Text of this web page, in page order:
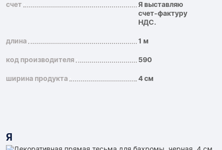
счет
Я выставляю
счет-фактуру
НДС.
длина 1 м
код производителя 590
ширина продукта 4 см
Я